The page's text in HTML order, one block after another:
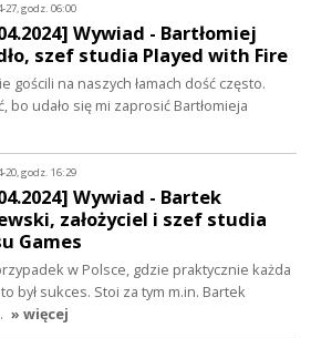
27, godz. 06:00
Wywiad - Bartłomiej
szef studia Played with Fire
gościli na naszych łamach dość często.
bo udało się mi zaprosić Bartłomieja
20, godz. 16:29
Wywiad - Bartek
założyciel i szef studia
Games
w Polsce, gdzie praktycznie każda
był sukces. Stoi za tym m.in. Bartek
» więcej